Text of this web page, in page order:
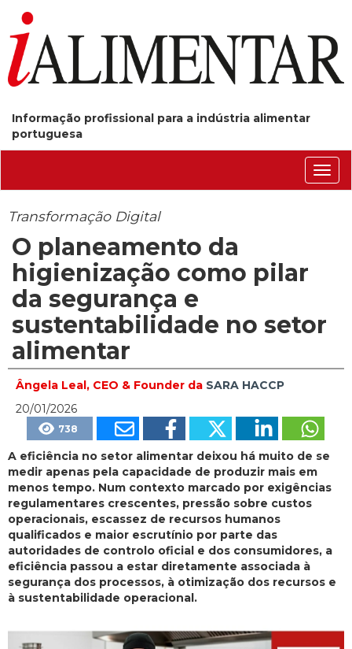
Informação profissional para a indústria alimentar
portuguesa
Transformação Digital
O planeamento da
higienização como pilar
da segurança e
sustentabilidade no setor
alimentar
Ângela Leal, CEO & Founder da SARA HACCP
20/01/2026
738
A eficiência no setor alimentar deixou há muito de se
medir apenas pela capacidade de produzir mais em
menos tempo. Num contexto marcado por exigências
regulamentares crescentes, pressão sobre custos
operacionais, escassez de recursos humanos
qualificados e maior escrutínio por parte das
autoridades de controlo oficial e dos consumidores, a
eficiência passou a estar diretamente associada à
segurança dos processos, à otimização dos recursos e
à sustentabilidade operacional.